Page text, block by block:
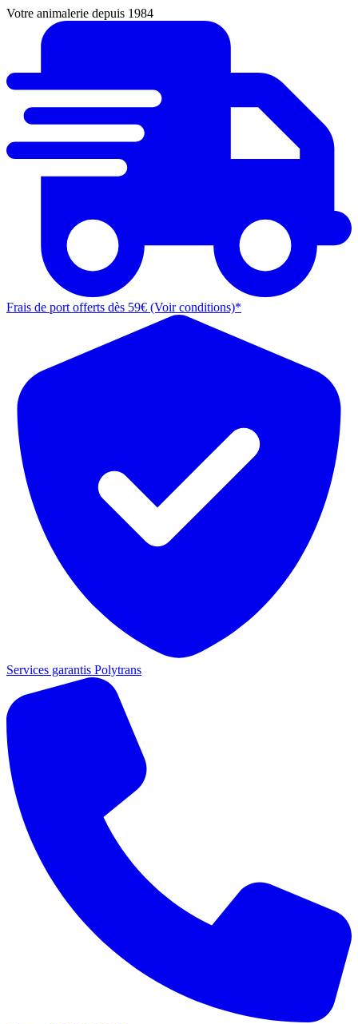
Votre animalerie depuis 1984
Frais de port offerts dès 59€ (Voir conditions)*
Services garantis Polytrans